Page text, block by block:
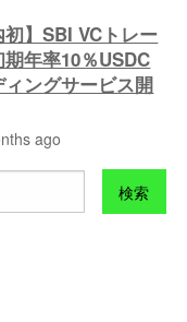
初】SBI VCトレー
期年率10％USDC
ィングサービス開
ago